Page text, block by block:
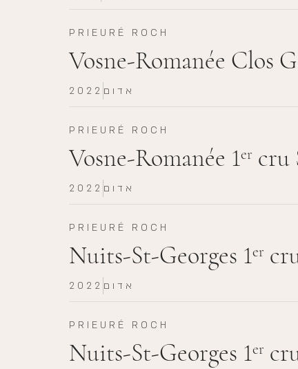
PRIEURÉ ROCH
Vosne-Romanée Clos
2022 אדום
PRIEURÉ ROCH
Vosne-Romanée 1er cru
2022 אדום
PRIEURÉ ROCH
Nuits-St-Georges 1er
2022 אדום
PRIEURÉ ROCH
Nuits-St-Georges 1er